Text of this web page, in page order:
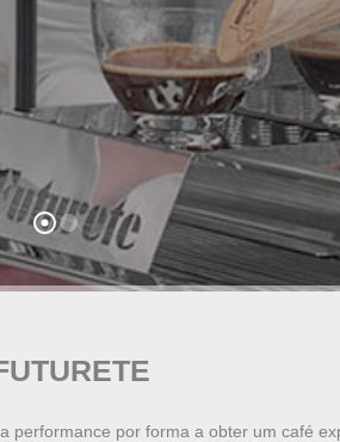
por forma a obter um café